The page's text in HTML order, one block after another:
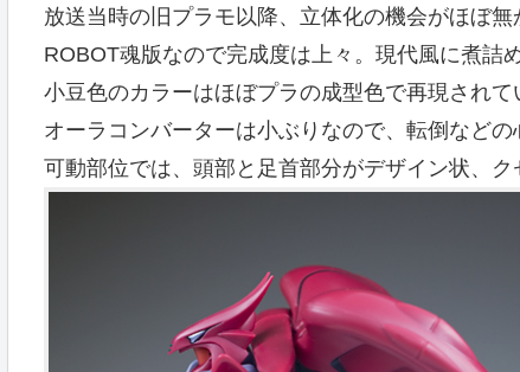
放送当時の旧プラモ以降、立体化の機会がほぼ
ROBOT魂版なので完成度は上々。現代風に煮詰
小豆色のカラーはほぼプラの成型色で再現され
オーラコンバーターは小ぶりなので、転倒などの
可動部位では、頭部と足首部分がデザイン状、ク